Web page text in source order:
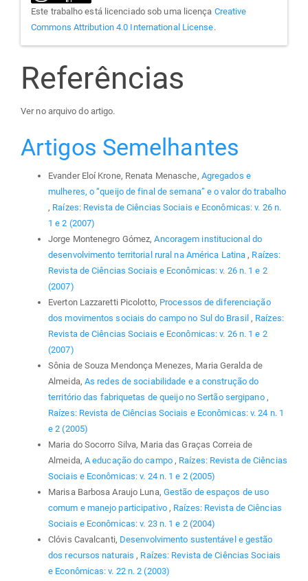
Este trabalho está licenciado sob uma licença Creative
Commons Attribution 4.0 International License.
Referências
Ver no arquivo do artigo.
Artigos Semelhantes
Evander Eloí Krone, Renata Menasche, Agregados e
mulheres, o “queijo de final de semana” e o valor do trabalho
, Raízes: Revista de Ciências Sociais e Econômicas: v. 26 n.
1 e 2 (2007)
Jorge Montenegro Gómez,Ancoragem institucional do
desenvolvimento territorial rural na América Latina, Raízes:
Revista de Ciências Sociais e Econômicas: v. 26 n. 1 e 2
(2007)
Everton Lazzaretti Picolotto, Processos de diferenciação
dos movimentos sociais do campo no Sul do Brasil , Raízes:
Revista de Ciências Sociais e Econômicas: v. 26 n. 1 e 2
(2007)
Sônia de Souza Mendonça Menezes, Maria Geralda de
Almeida, As redes de sociabilidade e a construção do
território das fabriquetas de queijo no Sertão sergipano ,
Raízes: Revista de Ciências Sociais e Econômicas: v. 24 n. 1
e 2 (2005)
Maria do Socorro Silva, Maria das Graças Correia de
Almeida, A educação do campo , Raízes: Revista de Ciências
Sociais e Econômicas: v. 24 n. 1 e 2 (2005)
Marisa Barbosa Araujo Luna, Gestão de espaços de uso
comum e manejo participativo , Raízes: Revista de Ciências
Sociais e Econômicas: v. 23 n. 1 e 2 (2004)
Clóvis Cavalcanti, Desenvolvimento sustentável e gestão
dos recursos naturais, Raízes: Revista de Ciências Sociais
e Econômicas: v. 22 n. 2 (2003)